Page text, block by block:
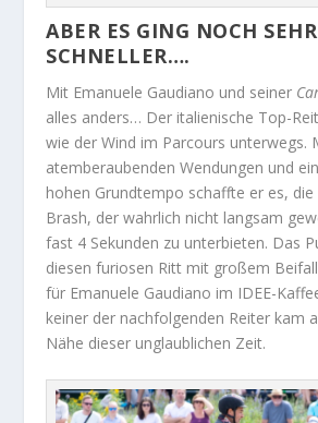
ABER ES GING NOCH
SCHNELLER….
Mit Emanuele Gaudiano und seiner
alles anders… Der italienische Top-
wie der Wind im Parcours unterwegs.
atemberaubenden Wendungen und
hohen Grundtempo schaffte er es,
Brash, der wahrlich nicht langsam
fast 4 Sekunden zu unterbieten. Das
diesen furiosen Ritt mit großem
für Emanuele Gaudiano im IDEE-
keiner der nachfolgenden Reiter kam
Nähe dieser unglaublichen Zeit.